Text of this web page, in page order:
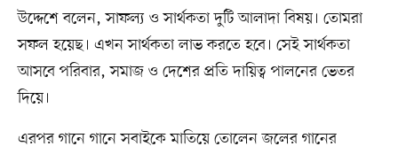
উদ্দেশে বলেন, সাফল্য ও সার্থকতা দুটি আলাদা বিষয়। তোমরা
সফল হয়েছ। এখন সার্থকতা লাভ করতে হবে। সেই সার্থকতা
আসবে পরিবার, সমাজ ও দেশের প্রতি দায়িত্ব পালনের ভেতর
দিয়ে।
এরপর গানে গানে সবাইকে মাতিয়ে তোলেন জলের গানের